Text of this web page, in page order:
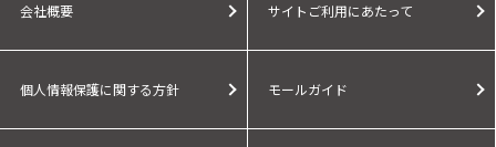
会社概要 サイトご利用にあたって
個人情報保護に関する方針 モールガイド